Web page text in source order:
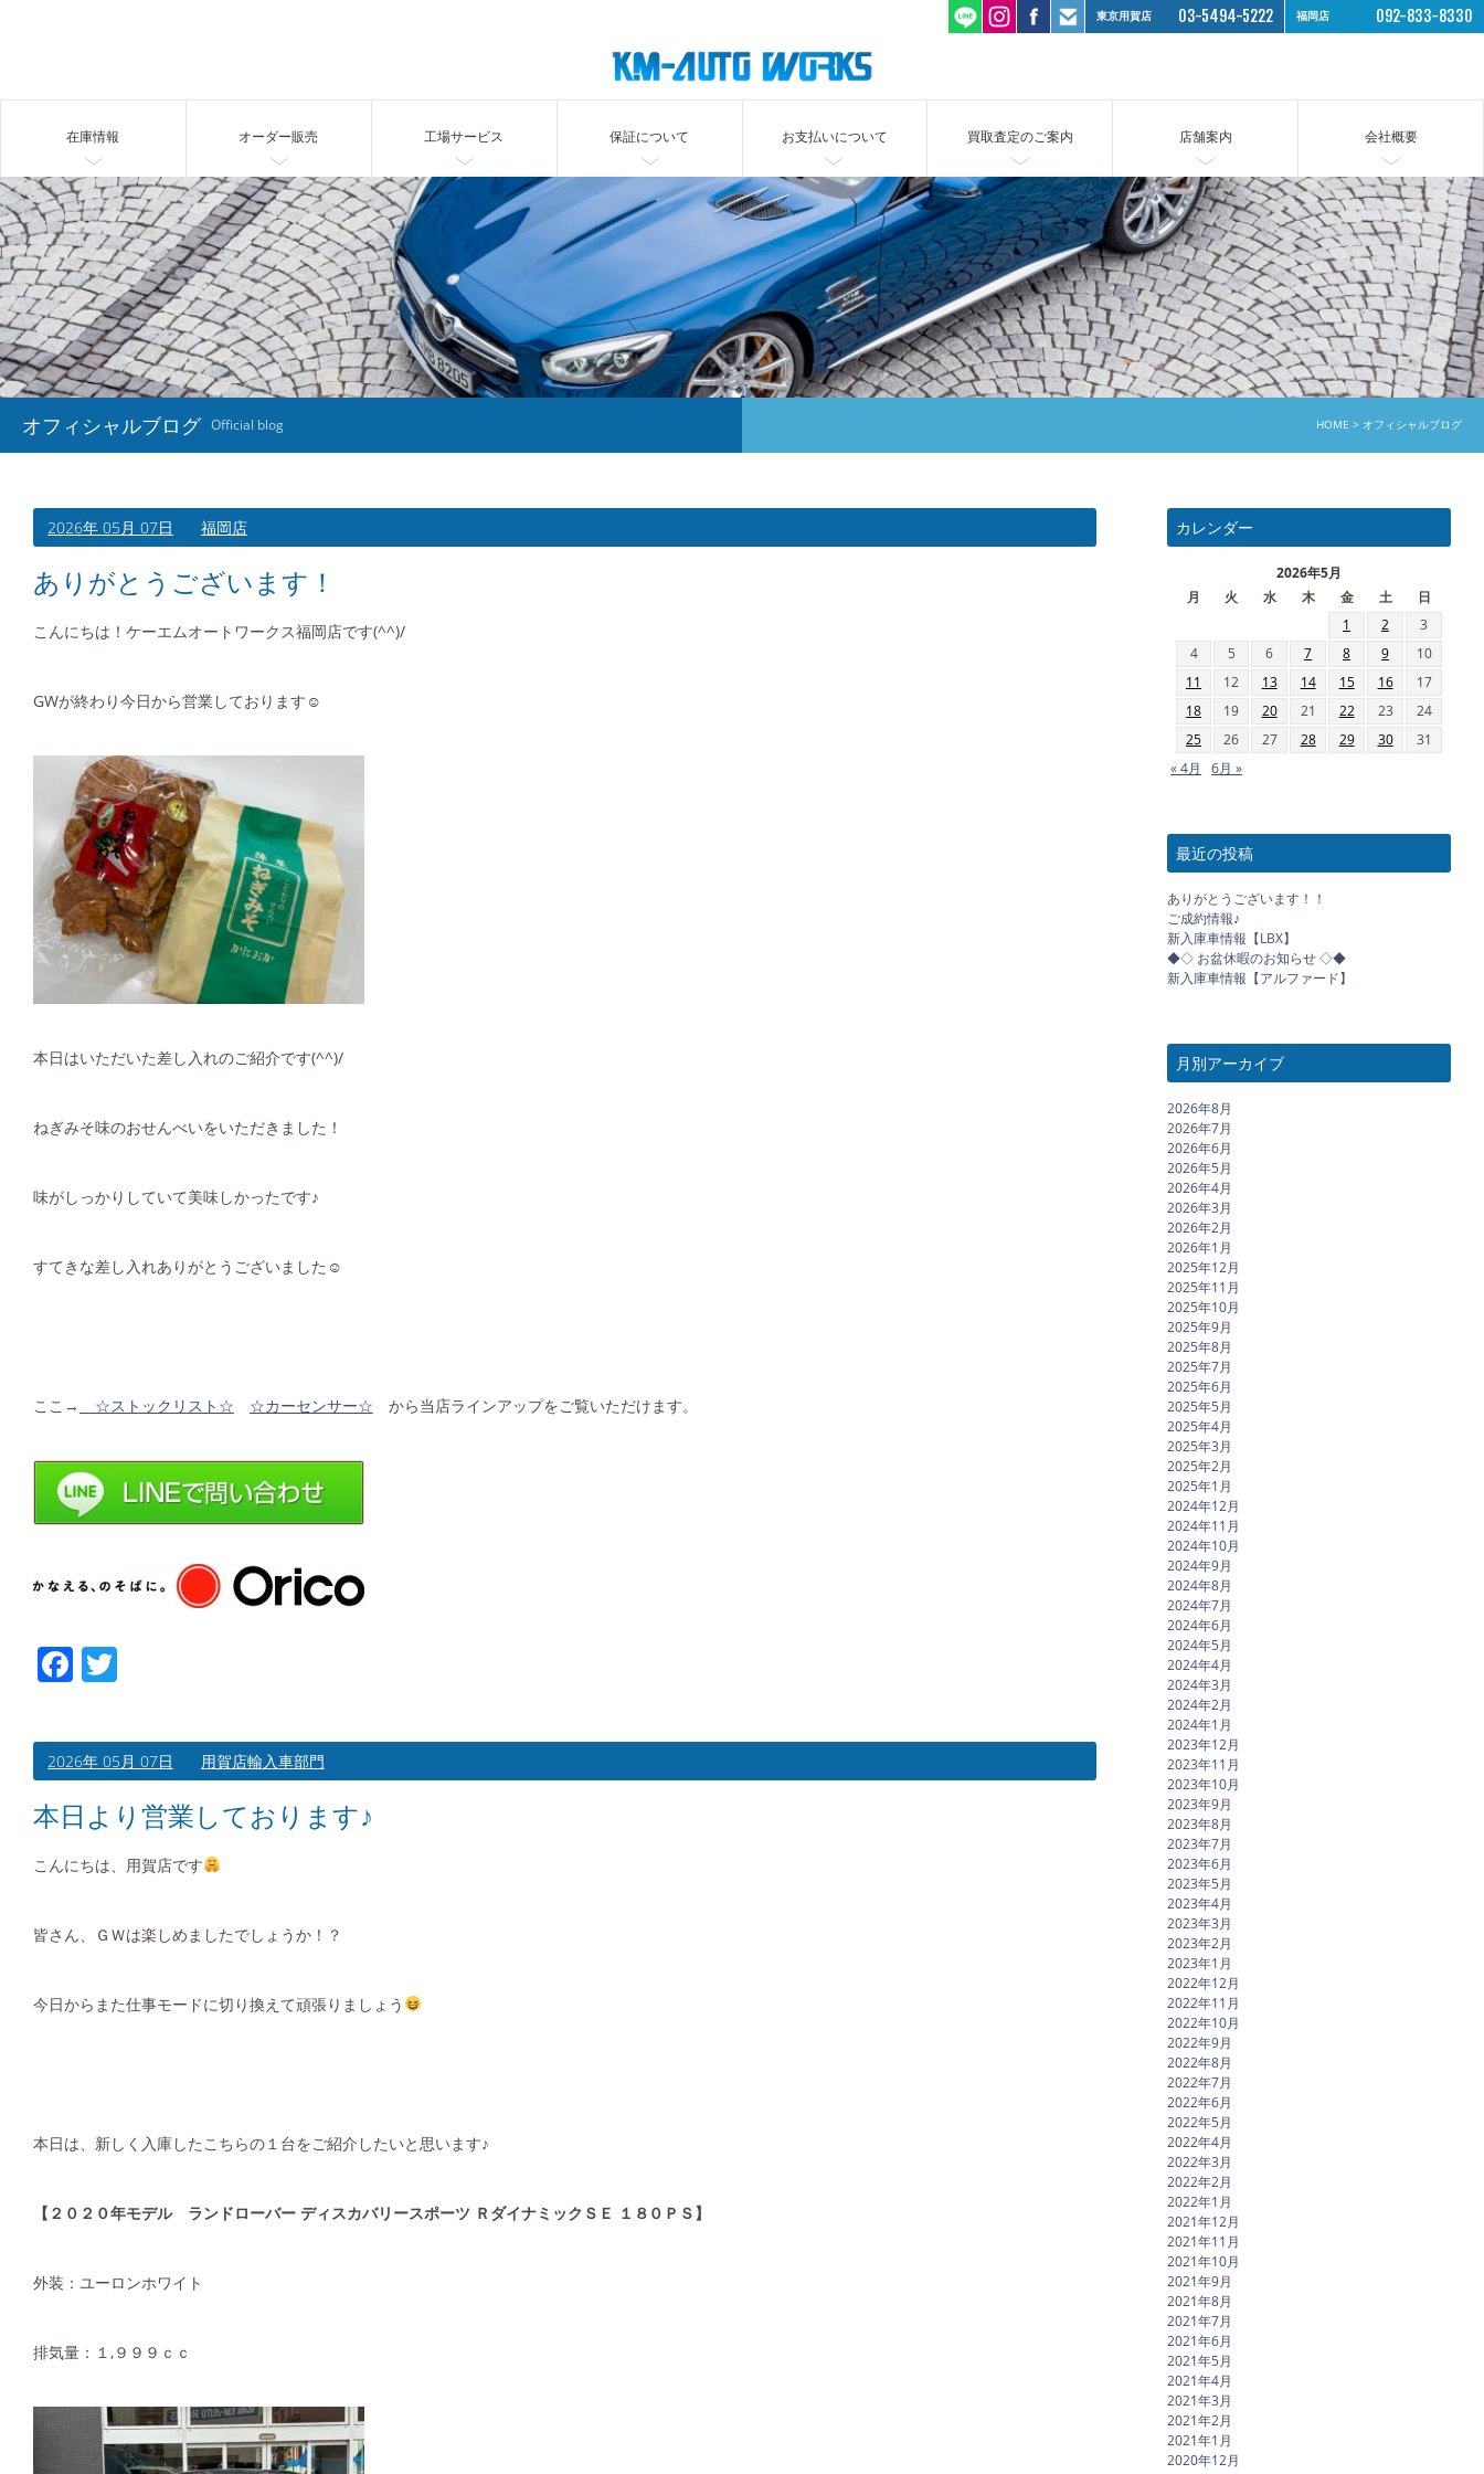
東京用賀店 03-5494-5222 福岡店 092-833-8330
在庫情報 オーダー販売 工場サービス 保証について お支払いについて 買取査定のご案内 店舗案内 会社概要
オフィシャルブログ Official blog HOME オフィシャルブログ
2026年 05月 07日 福岡店
ありがとうございます！
こんにちは！ケーエムオートワークス福岡店です(^^)/
GWが終わり今日から営業しております☺
本日はいただいた差し入れのご紹介です(^^)/
ねぎみそ味のおせんべいをいただきました！
味がしっかりしていて美味しかったです♪
すてきな差し入れありがとうございました☺
ここ→ ☆ストックリ スト☆ ☆カーセンサー☆ から当店ラインアップをご覧いただけます。
Facebook
2026年 05月 07日 用賀店輸入車部門
本日より営業しております♪
こんにちは、用賀店です
皆さん、ＧＷは楽しめましたでしょうか！？
今日からまた仕事モードに切り換えて頑張りましょう
本日は、新しく入庫したこちらの１台をご紹介したいと思います♪
【２０２０年モデル ランドローバー ディスカバリースポーツ ＲダイナミックＳＥ １８０ＰＳ】
外装：ユーロンホワイト
排気量：１,９９９ｃｃ
カレンダー
2026年5月
月
火 水 木 金 土
日
1
2
3
4
5 6 7 8 9
10
11
12 13 14 15 16
17
18
19 20 21 22 23
24
25
26 27 28 29 30
31
« 4月
6月 »
最近の投稿
ありがとうございます！！
ご成約情報♪
新入庫車情報【LBX】
◆◇ お盆休暇のお知らせ ◇◆
新入庫車情報【アルファード】
月別アーカイブ
2026年8月
2026年7月
2026年6月
2026年5月
2026年4月
2026年3月
2026年2月
2026年1月
2025年12月
2025年11月
2025年10月
2025年9月
2025年8月
2025年7月
2025年6月
2025年5月
2025年4月
2025年3月
2025年2月
2025年1月
2024年12月
2024年11月
2024年10月
2024年9月
2024年8月
2024年7月
2024年6月
2024年5月
2024年4月
2024年3月
2024年2月
2024年1月
2023年12月
2023年11月
2023年10月
2023年9月
2023年8月
2023年7月
2023年6月
2023年5月
2023年4月
2023年3月
2023年2月
2023年1月
2022年12月
2022年11月
2022年10月
2022年9月
2022年8月
2022年7月
2022年6月
2022年5月
2022年4月
2022年3月
2022年2月
2022年1月
2021年12月
2021年11月
2021年10月
2021年9月
2021年8月
2021年7月
2021年6月
2021年5月
2021年4月
2021年3月
2021年2月
2021年1月
2020年12月